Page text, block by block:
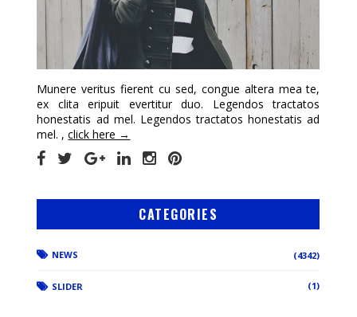
Munere veritus fierent cu sed, congue altera mea te,
ex clita eripuit evertitur duo. Legendos tractatos
honestatis ad mel. Legendos tractatos honestatis ad
mel. ,click here →
CATEGORIES
NEWS (4342)
SLIDER (1)